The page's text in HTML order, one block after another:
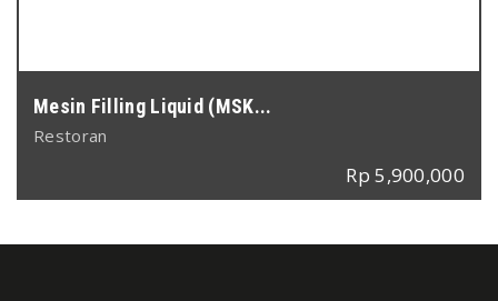
Mesin Filling Liquid (MSK...
Restoran
Rp 5,900,000